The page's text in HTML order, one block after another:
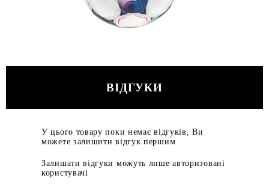
ВІДГУКИ
У цього товару поки немає відгуків, Ви
можете залишити відгук першим
Залишати відгуки можуть лише авторизовані
користувачі